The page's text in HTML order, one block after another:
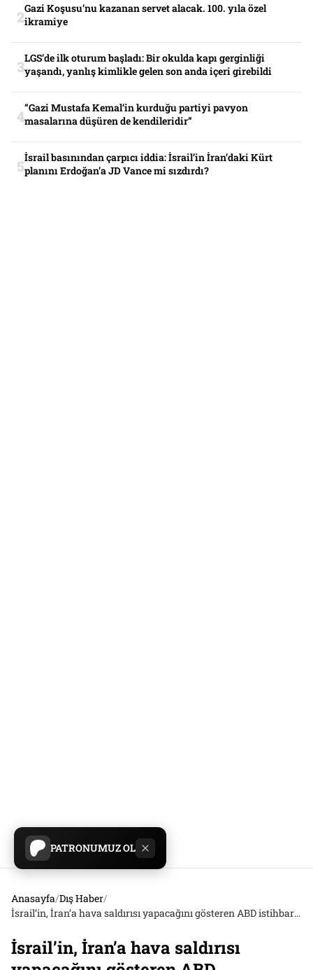
PATRONUMUZ OL
Gazi Koşusu’nu kazanan servet alacak. 100. yıla özel
ikramiye
LGS’de ilk oturum başladı: Bir okulda kapı gerginliği
yaşandı, yanlış kimlikle gelen son anda içeri girebildi
“Gazi Mustafa Kemal’in kurduğu partiyi pavyon
masalarına düşüren de kendileridir”
İsrail basınından çarpıcı iddia: İsrail’in İran’daki Kürt
planını Erdoğan’a JD Vance mi sızdırdı?
Anasayfa/Dış Haber/
İsrail’in, İran’a hava saldırısı yapacağını gösteren ABD istihbaratı belgeleri Telegram’a sızdırıldı
İsrail’in, İran’a hava saldırısı